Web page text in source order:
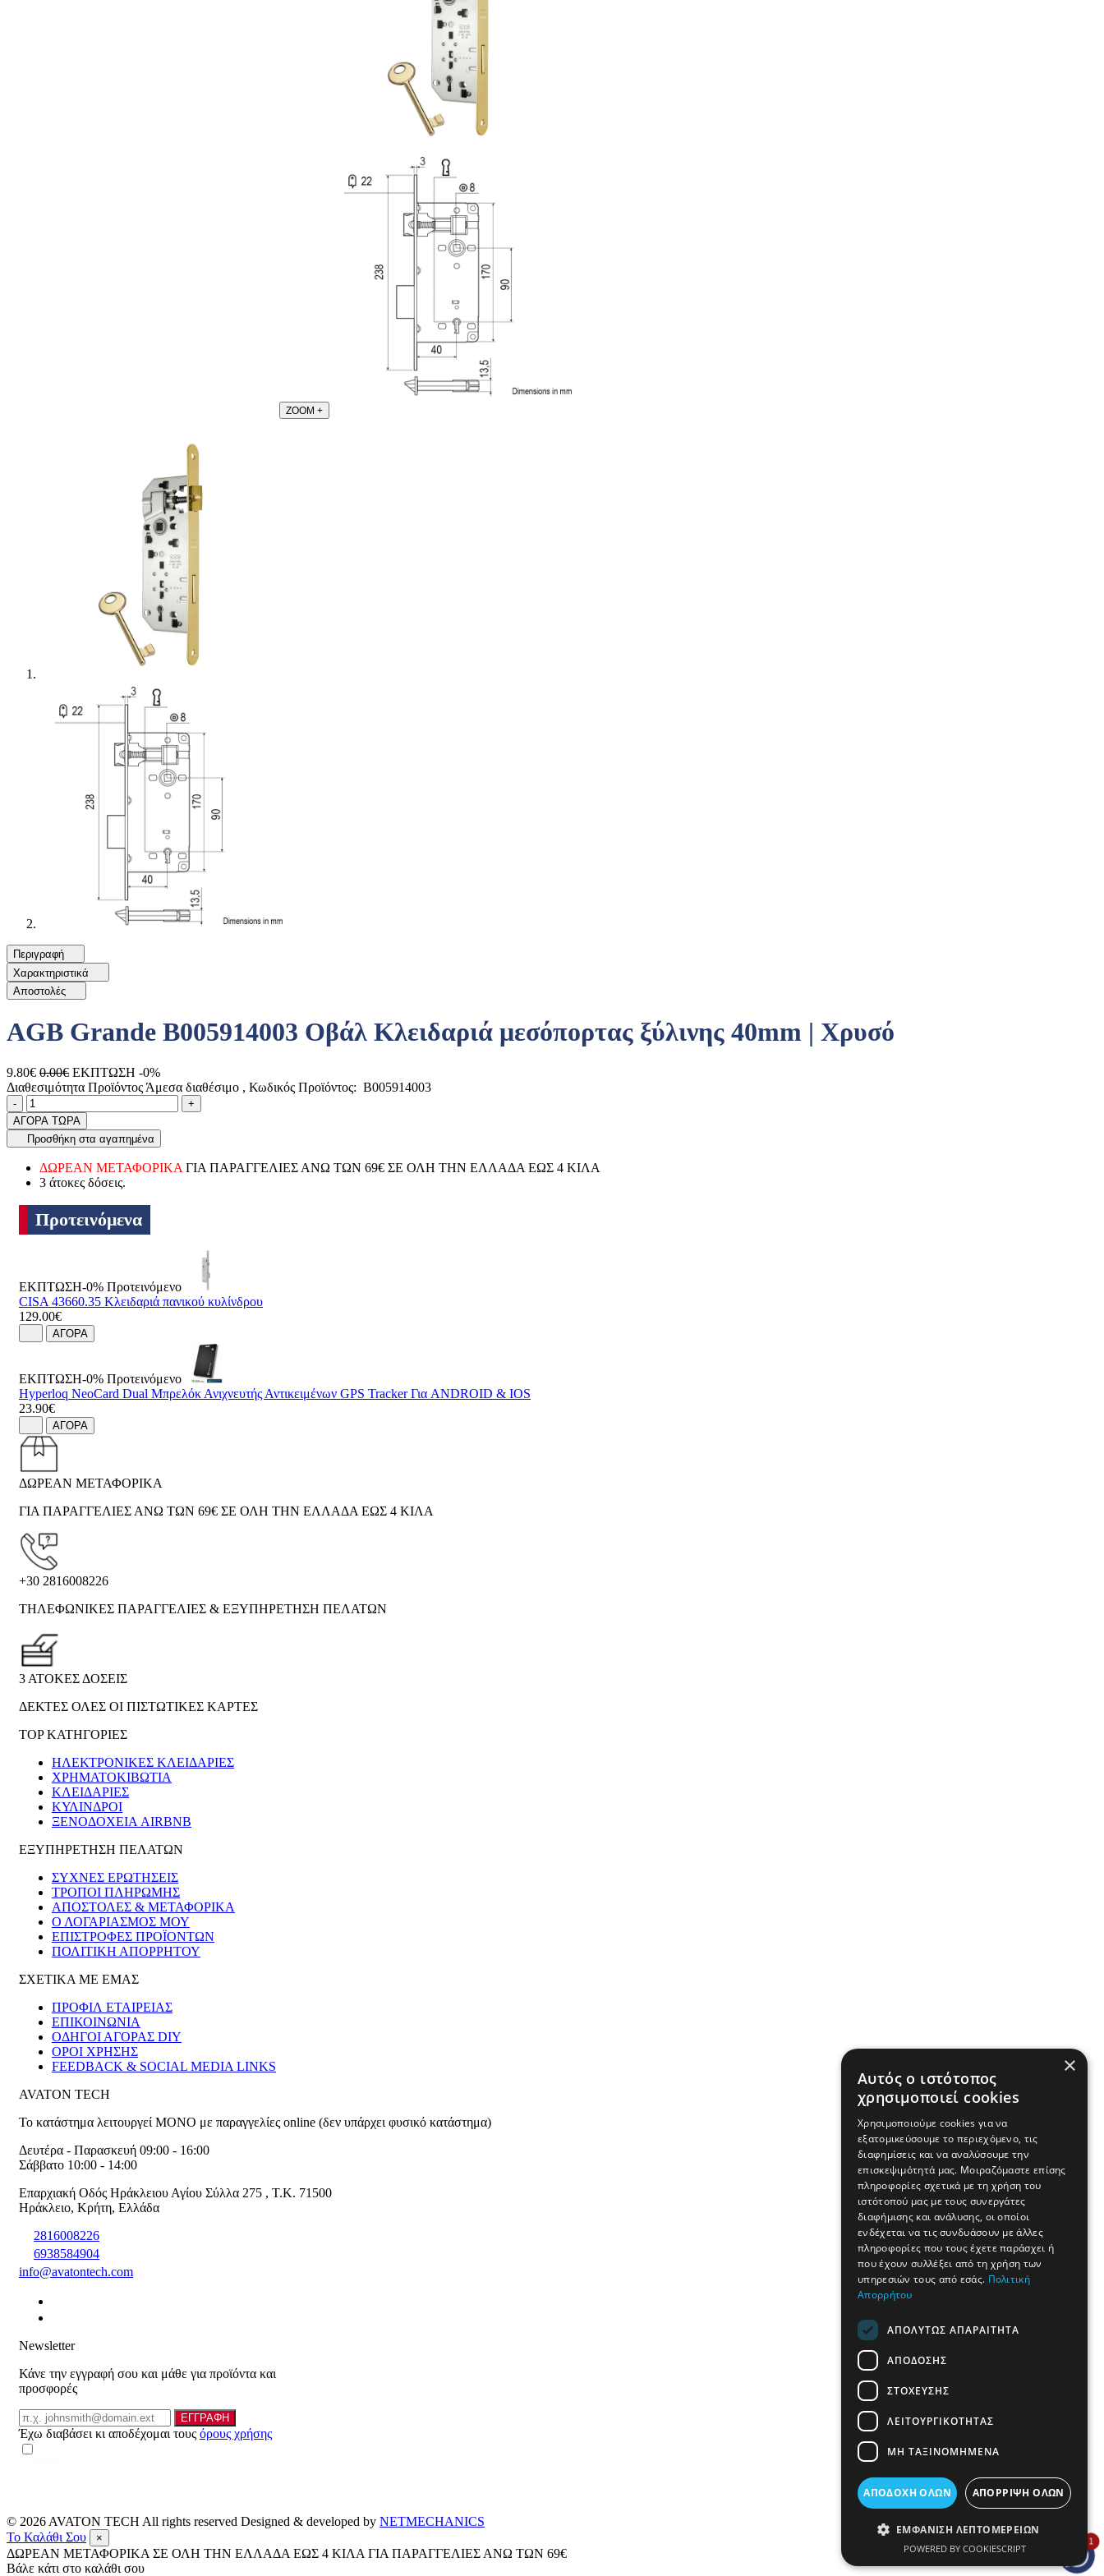
ZOOM +
Περιγραφή
Χαρακτηριστικά
Αποστολές
AGB Grande B005914003 Οβάλ Κλειδαριά μεσόπορτας ξύλινης 40mm | Χρυσό
9.80€ 0.00€ ΕΚΠΤΩΣΗ -0%
Διαθεσιμότητα Προϊόντος Άμεσα διαθέσιμο , Κωδικός Προϊόντος: B005914003
Ποσότητα
-product.increase.quantity +
ΑΓΟΡΑ ΤΩΡΑ
Προσθήκη στα αγαπημένα
ΔΩΡΕΑΝ ΜΕΤΑΦΟΡΙΚΑ ΓΙΑ ΠΑΡΑΓΓΕΛΙΕΣ ΑΝΩ ΤΩΝ 69€ ΣΕ ΟΛΗ ΤΗΝ ΕΛΛΑΔΑ ΕΩΣ 4 ΚΙΛΑ
3 άτοκες δόσεις.
Προτεινόμενα
ΕΚΠΤΩΣΗ-0% Προτεινόμενο
CISA 43660.35 Κλειδαριά πανικού κυλίνδρου
129.00€
ΑΓΟΡΑ
ΕΚΠΤΩΣΗ-0% Προτεινόμενο
Hyperloq NeoCard Dual Μπρελόκ Ανιχνευτής Αντικειμένων GPS Tracker Για ANDROID & IOS
23.90€
ΑΓΟΡΑ
ΔΩΡΕΑΝ ΜΕΤΑΦΟΡΙΚΑ
ΓΙΑ ΠΑΡΑΓΓΕΛΙΕΣ ΑΝΩ ΤΩΝ 69€ ΣΕ ΟΛΗ ΤΗΝ ΕΛΛΑΔΑ ΕΩΣ 4 ΚΙΛΑ
+30 2816008226
ΤΗΛΕΦΩΝΙΚΕΣ ΠΑΡΑΓΓΕΛΙΕΣ & ΕΞΥΠΗΡΕΤΗΣΗ ΠΕΛΑΤΩΝ
3 ΑΤΟΚΕΣ ΔΟΣΕΙΣ
ΔΕΚΤΕΣ ΟΛΕΣ ΟΙ ΠΙΣΤΩΤΙΚΕΣ ΚΑΡΤΕΣ
TOP ΚΑΤΗΓΟΡΙΕΣ
ΗΛΕΚΤΡΟΝΙΚΈΣ ΚΛΕΙΔΑΡΙΈΣ
ΧΡΗΜΑΤΟΚΙΒΏΤΙΑ
ΚΛΕΙΔΑΡΙΈΣ
ΚΎΛΙΝΔΡΟΙ
ΞΕΝΟΔΟΧΕΊΑ AIRBNB
ΕΞΥΠΗΡΕΤΗΣΗ ΠΕΛΑΤΩΝ
ΣΥΧΝΕΣ ΕΡΩΤΗΣΕΙΣ
ΤΡΟΠΟΙ ΠΛΗΡΩΜΗΣ
ΑΠΟΣΤΟΛΕΣ & ΜΕΤΑΦΟΡΙΚΑ
Ο ΛΟΓΑΡΙΑΣΜΟΣ ΜΟΥ
ΕΠΙΣΤΡΟΦΕΣ ΠΡΟΪΟΝΤΩΝ
ΠΟΛΙΤΙΚΗ ΑΠΟΡΡΗΤΟΥ
ΣΧΕΤΙΚΑ ΜΕ ΕΜΑΣ
ΠΡΟΦΙΛ ΕΤΑΙΡΕΙΑΣ
ΕΠΙΚΟΙΝΩΝΙΑ
ΟΔΗΓΟΙ ΑΓΟΡΑΣ DIY
ΟΡΟΙ ΧΡΗΣΗΣ
FEEDBACK & SOCIAL MEDIA LINKS
AVATON TECH
Το κατάστημα λειτουργεί ΜΟΝΟ με παραγγελίες online (δεν υπάρχει φυσικό κατάστημα)
Δευτέρα - Παρασκευή 09:00 - 16:00
Σάββατο 10:00 - 14:00
Επαρχιακή Οδός Ηράκλειου Αγίου Σύλλα 275 , T.K. 71500
Ηράκλειο, Κρήτη, Ελλάδα
2816008226
6938584904
info@avatontech.com
Newsletter
Κάνε την εγγραφή σου και μάθε για προϊόντα και
προσφορές
Email
ΕΓΓΡΑΦΗ
Έχω διαβάσει κι αποδέχομαι τους όρους χρήσης
© 2026 AVATON TECH All rights reserved Designed & developed by NETMECHANICS
Το Καλάθι Σου
×
ΔΩΡΕΑΝ ΜΕΤΑΦΟΡΙΚΑ ΣΕ ΟΛΗ ΤΗΝ ΕΛΛΑΔΑ ΕΩΣ 4 ΚΙΛΑ ΓΙΑ ΠΑΡΑΓΓΕΛΙΕΣ ΑΝΩ ΤΩΝ 69€
Βάλε κάτι στο καλάθι σου
1
×
Αυτός ο ιστότοπος
χρησιμοποιεί cookies
Χρησιμοποιούμε cookies για να
εξατομικεύσουμε το περιεχόμενο, τις
διαφημίσεις και να αναλύσουμε την
επισκεψιμότητά μας. Μοιραζόμαστε επίσης
πληροφορίες σχετικά με τη χρήση του
ιστότοπού μας με τους συνεργάτες
διαφήμισης και ανάλυσης, οι οποίοι
ενδέχεται να τις συνδυάσουν με άλλες
πληροφορίες που τους έχετε παράσχει ή
που έχουν συλλέξει από τη χρήση των
υπηρεσιών τους από εσάς. Πολιτική
Απορρήτου
ΑΠΟΛΎΤΩΣ ΑΠΑΡΑΊΤΗΤΑ
ΑΠΌΔΟΣΗΣ
ΣΤΌΧΕΥΣΗΣ
ΛΕΙΤΟΥΡΓΙΚΌΤΗΤΑΣ
ΜΗ ΤΑΞΙΝΟΜΗΜΈΝΑ
ΑΠΟΔΟΧΉ ΌΛΩΝ ΑΠΌΡΡΙΨΗ ΌΛΩΝ
ΕΜΦΆΝΙΣΗ ΛΕΠΤΟΜΕΡΕΙΏΝ
POWERED BY COOKIESCRIPT